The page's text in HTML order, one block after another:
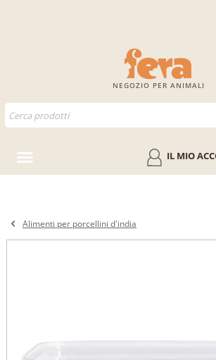
NEGOZIO PER ANIMALI
IL MIO
Alimenti per porcellini d'india